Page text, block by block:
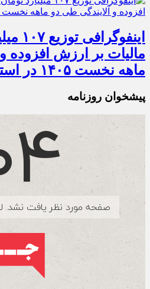
مالیات بر ارزش افزوده
ماهه نخست ۱۴۰۵ در استان ایلام